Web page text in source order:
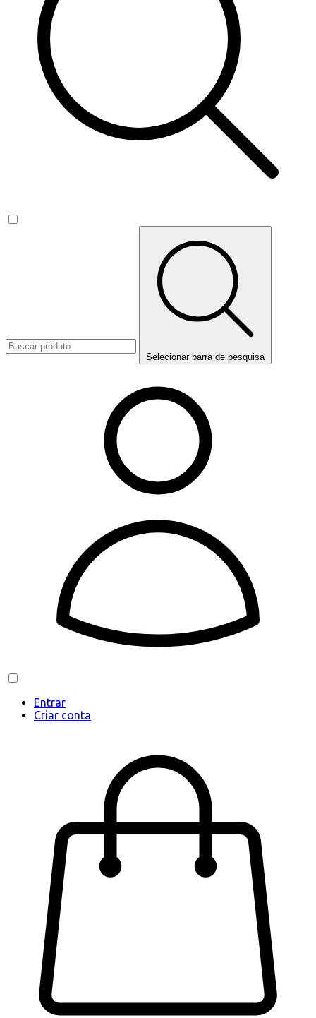
Selecionar barra de pesquisa
Entrar
Criar conta